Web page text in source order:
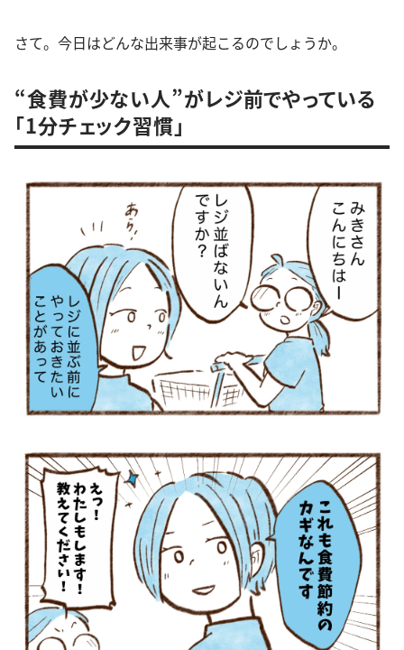
さて。今日はどんな出来事が起こるのでしょうか。
“食費が少ない人”がレジ前でやっている
「1分チェック習慣」